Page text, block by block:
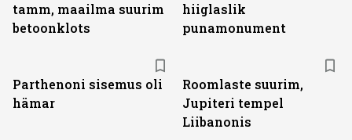
tamm, maailma suurim
betoonklots
hiiglaslik
punamonument
Parthenoni sisemus oli
hämar
Roomlaste suurim,
Jupiteri tempel
Liibanonis